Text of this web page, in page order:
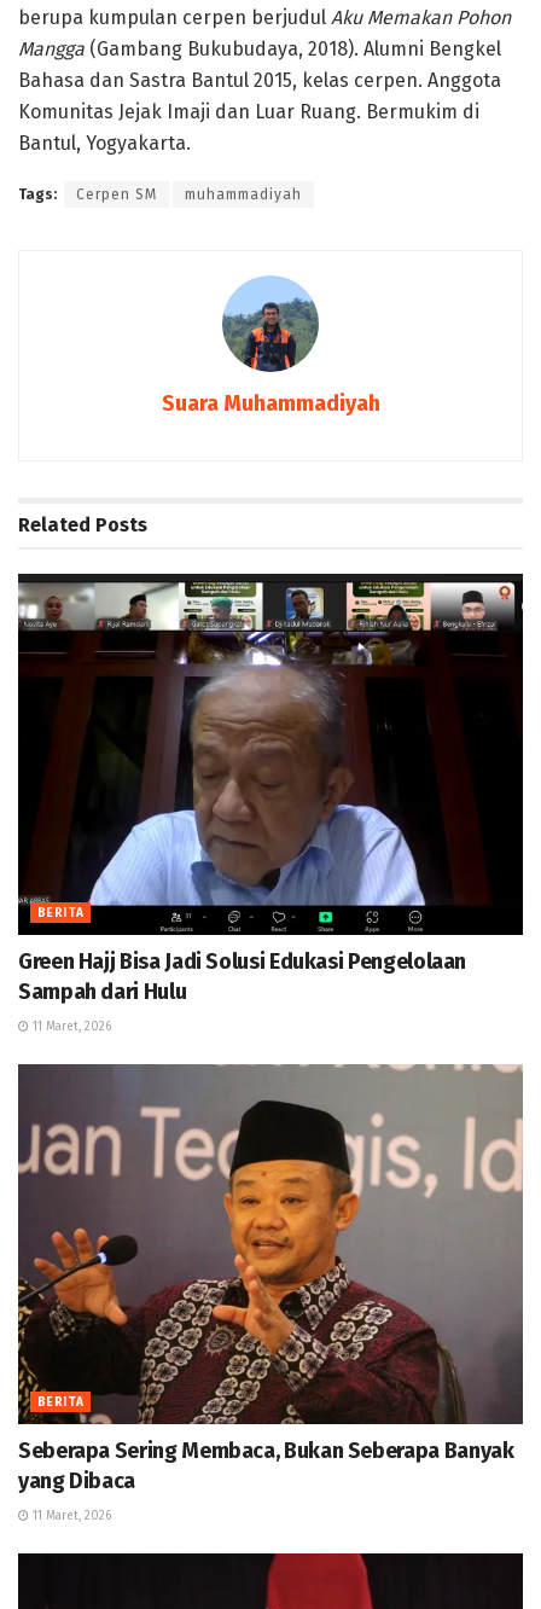
berupa kumpulan cerpen berjudul Aku Memakan Pohon
Mangga (Gambang Bukubudaya, 2018). Alumni Bengkel
Bahasa dan Sastra Bantul 2015, kelas cerpen. Anggota
Komunitas Jejak Imaji dan Luar Ruang. Bermukim di
Bantul, Yogyakarta.
Tags: Cerpen SM muhammadiyah
Suara Muhammadiyah
Related Posts
BERITA
Green Hajj Bisa Jadi Solusi Edukasi Pengelolaan
Sampah dari Hulu
11 Maret, 2026
BERITA
Seberapa Sering Membaca, Bukan Seberapa Banyak
yang Dibaca
11 Maret, 2026